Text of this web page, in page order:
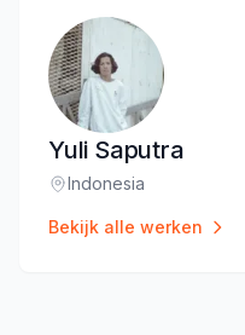
Yuli Saputra
Locatie
Indonesia
Bekijk alle werken